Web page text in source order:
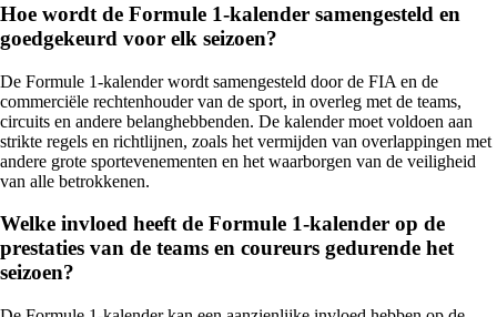
Hoe wordt de Formule 1-kalender samengesteld en
goedgekeurd voor elk seizoen?
De Formule 1-kalender wordt samengesteld door de FIA en de
commerciële rechtenhouder van de sport, in overleg met de teams,
circuits en andere belanghebbenden. De kalender moet voldoen aan
strikte regels en richtlijnen, zoals het vermijden van overlappingen met
andere grote sportevenementen en het waarborgen van de veiligheid
van alle betrokkenen.
Welke invloed heeft de Formule 1-kalender op de
prestaties van de teams en coureurs gedurende het
seizoen?